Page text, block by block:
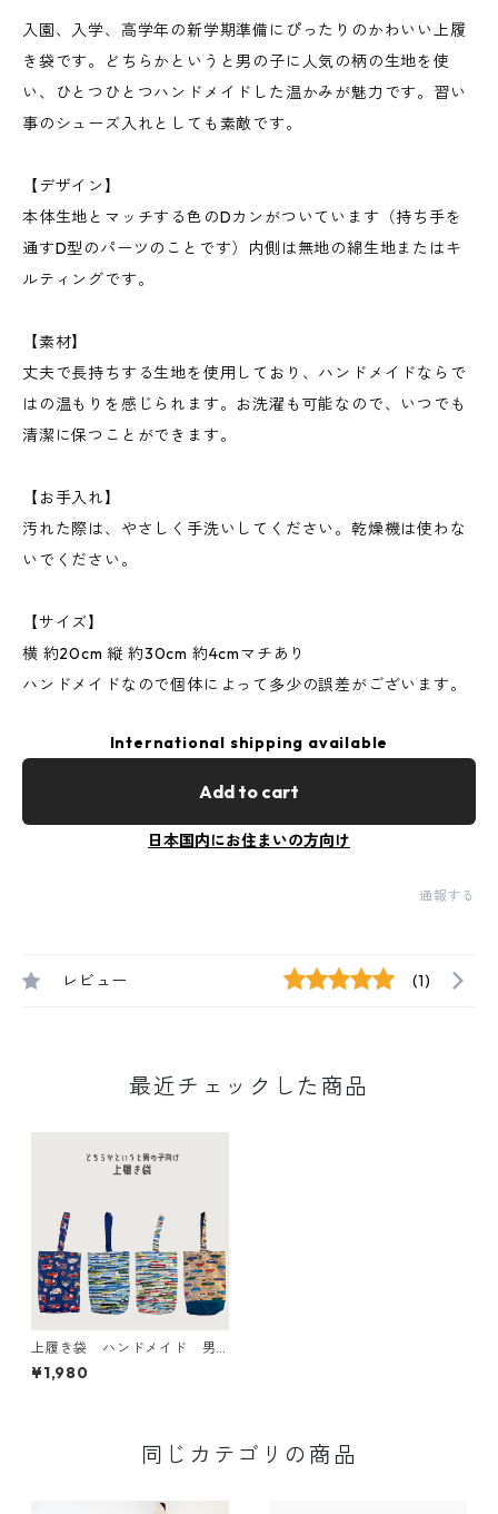
入園、入学、高学年の新学期準備にぴったりのかわいい上履
き袋です。どちらかというと男の子に人気の柄の生地を使
い、ひとつひとつハンドメイドした温かみが魅力です。習い
事のシューズ入れとしても素敵です。
【デザイン】
本体生地とマッチする色のDカンがついています（持ち手を
通すD型のパーツのことです）内側は無地の綿生地またはキ
ルティングです。
【素材】
丈夫で長持ちする生地を使用しており、ハンドメイドならで
はの温もりを感じられます。お洗濯も可能なので、いつでも
清潔に保つことができます。
【お手入れ】
汚れた際は、やさしく手洗いしてください。乾燥機は使わな
いでください。
【サイズ】
横 約20cm 縦 約30cm 約4cmマチあり
ハンドメイドなので個体によって多少の誤差がございます。
International shipping available
Add to cart
日本国内にお住まいの方向け
通報する
レビュー (1)
最近チェックした商品
上履き袋 ハンドメイド 男
の子 入園 入学 新学期
¥1,980
同じカテゴリの商品